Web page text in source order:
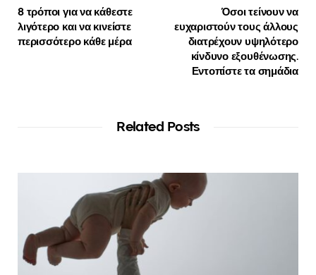
8 τρόποι για να κάθεστε
λιγότερο και να κινείστε
περισσότερο κάθε μέρα
Όσοι τείνουν να
ευχαριστούν τους άλλους
διατρέχουν υψηλότερο
κίνδυνο εξουθένωσης.
Εντοπίστε τα σημάδια
Related Posts